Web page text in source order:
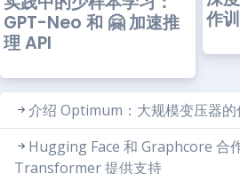
GPT-Neo 和 🤗 加速推
理 API
作
介绍 Optimum：大规模变压器
Hugging Face 和 Graphcore 合
Transformer 提供支持